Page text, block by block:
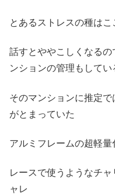
とあるストレスの種はこ
話すとややこしくなる
ンションの管理もしてい
そのマンションに推定
がとまっていた
アルミフレームの超軽量
レースで使うようなチ
ャレ